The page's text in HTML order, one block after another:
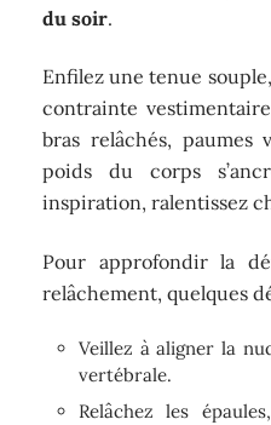
du soir.
Enfilez une tenue
contrainte
bras relâchés, paumes
poids du corps
inspiration, ralentissez
Pour approfondir la
relâchement, quelques
Veillez à aligner la
vertébrale.
Relâchez les